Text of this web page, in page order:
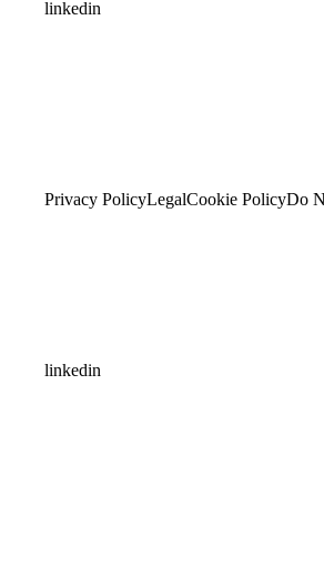
linkedin
Privacy PolicyLegalCookie PolicyDo
linkedin